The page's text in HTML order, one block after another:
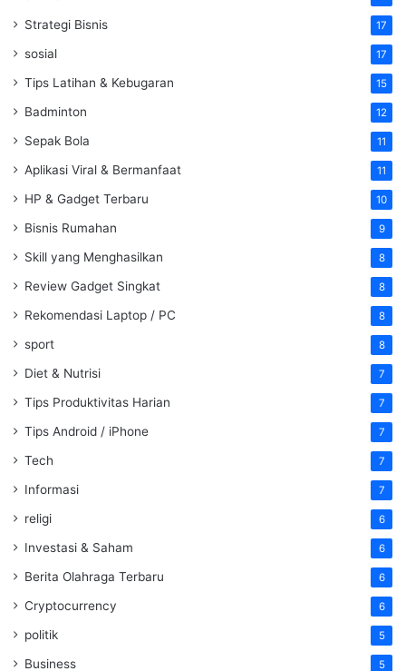
Strategi Bisnis 17
sosial 17
Tips Latihan & Kebugaran 15
Badminton 12
Sepak Bola 11
Aplikasi Viral & Bermanfaat 11
HP & Gadget Terbaru 10
Bisnis Rumahan 9
Skill yang Menghasilkan 8
Review Gadget Singkat 8
Rekomendasi Laptop / PC 8
sport 8
Diet & Nutrisi 7
Tips Produktivitas Harian 7
Tips Android / iPhone 7
Tech 7
Informasi 7
religi 6
Investasi & Saham 6
Berita Olahraga Terbaru 6
Cryptocurrency 6
politik 5
Business 5